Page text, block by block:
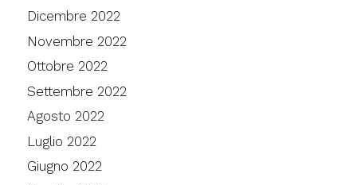
Dicembre 2022
Novembre 2022
Ottobre 2022
Settembre 2022
Agosto 2022
Luglio 2022
Giugno 2022